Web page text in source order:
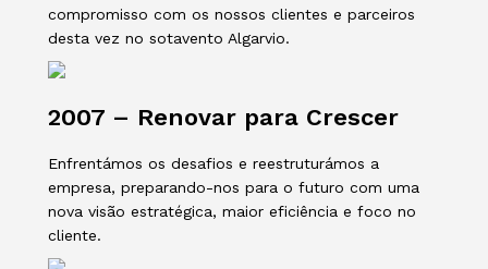
compromisso com os nossos clientes e parceiros
desta vez no sotavento Algarvio.
2007 – Renovar para Crescer
Enfrentámos os desafios e reestruturámos a
empresa, preparando-nos para o futuro com uma
nova visão estratégica, maior eficiência e foco no
cliente.